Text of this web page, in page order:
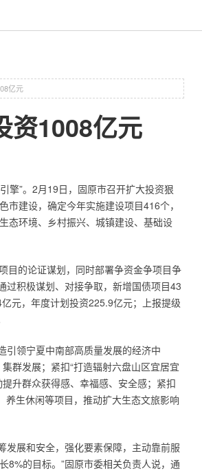
亿元
资1008亿元
擎”。2月19日，固原市召开扩大投资狠
建设，确定今年实施建设项目416个，
态环境、乡村振兴、城镇建设、基础设
目的论证谋划，同时部署争资金争项目争
过积极谋划、对接争取，新增国债项目43
元，年度计划投资225.9亿元；上报提级
引领宁夏中南部高质量发展的经济中
群发展；紧扣“打造辐射六盘山区宜居宜
升群众获得感、幸福感、安全感；紧扣
养生休闲等项目，推动扩大生态文旅影响
发展和安全，强化要素保障，主动靠前服
8%的目标。”固原市委相关负责人说，通